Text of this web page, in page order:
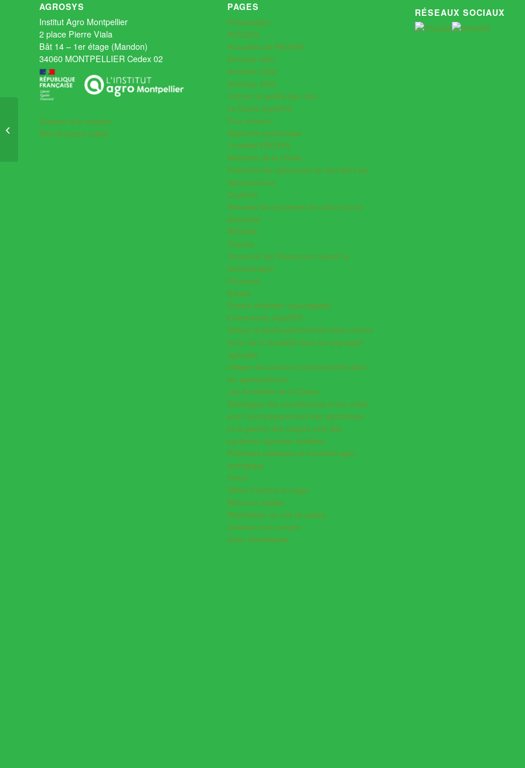
AGROSYS
Institut Agro Montpellier
2 place Pierre Viala
Bât 14 – 1er étage (Mandon)
34060 MONTPELLIER Cedex 02
Création d'un compte
Mot de passe oublié
PAGES
Présentation
ACCUEIL
Actualités de REGAIN
Archives 2021
Archives 2022
Archives 2023
Cultiver la qualité des sols
La Chaire AgroSYS
Plus anciens…
Approche systémique
Livrables REGAIN
Membres de la Chaire
Préserver les ressources en eau dans les
agrosystèmes
Contacts
Refonder les systèmes de culture sur la
diversisté
REGAIN
Travaux
Concevoir les filières pour réussir la
diversification
Concours
Equipe
Projets étudiants (sauvegarde)
Evénements AgroSYS
Utiliser la biodiversité fonctionnelle comme
levier de la durabilité dans les paysages
agricoles
Intégrer les solutions de biocontrôle dans
les agrosystèmes
Les Actualités de la Chaire
Développer les compétences et les outils
pour l’accompagnement des agriculteurs
et la gestion des risques vers des
systèmes agricoles durables
Politiques publiques et transition agro-
écologique
Forum
Offres d’emploi et stage
Mentions légales
Réinitialiser un mot de passe
Création d’un compte
Axes thématiques
RÉSEAUX SOCIAUX
La Pépinière Lilian
Bérillon rejoint AgroSYS